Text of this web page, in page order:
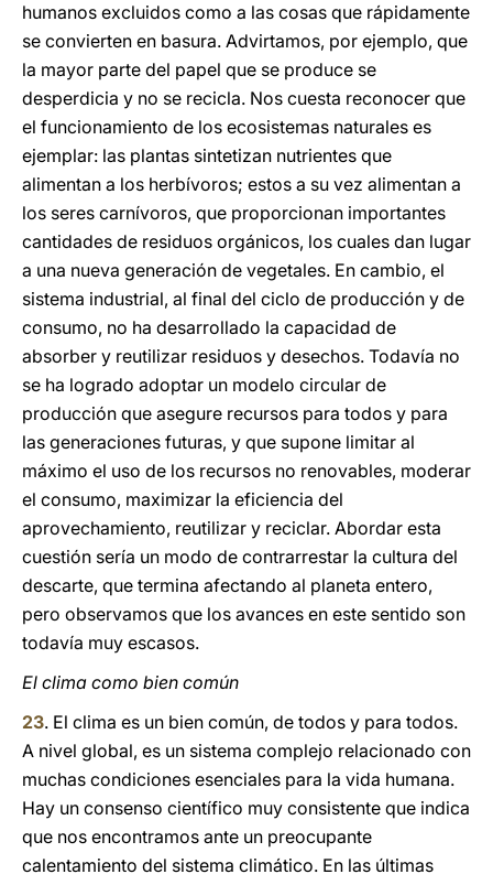
humanos excluidos como a las cosas que rápidamente
se convierten en basura. Advirtamos, por ejemplo, que
la mayor parte del papel que se produce se
desperdicia y no se recicla. Nos cuesta reconocer que
el funcionamiento de los ecosistemas naturales es
ejemplar: las plantas sintetizan nutrientes que
alimentan a los herbívoros; estos a su vez alimentan a
los seres carnívoros, que proporcionan importantes
cantidades de residuos orgánicos, los cuales dan lugar
a una nueva generación de vegetales. En cambio, el
sistema industrial, al final del ciclo de producción y de
consumo, no ha desarrollado la capacidad de
absorber y reutilizar residuos y desechos. Todavía no
se ha logrado adoptar un modelo circular de
producción que asegure recursos para todos y para
las generaciones futuras, y que supone limitar al
máximo el uso de los recursos no renovables, moderar
el consumo, maximizar la eficiencia del
aprovechamiento, reutilizar y reciclar. Abordar esta
cuestión sería un modo de contrarrestar la cultura del
descarte, que termina afectando al planeta entero,
pero observamos que los avances en este sentido son
todavía muy escasos.
El clima como bien común
23. El clima es un bien común, de todos y para todos.
A nivel global, es un sistema complejo relacionado con
muchas condiciones esenciales para la vida humana.
Hay un consenso científico muy consistente que indica
que nos encontramos ante un preocupante
calentamiento del sistema climático. En las últimas